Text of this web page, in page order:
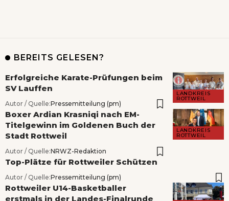
BEREITS GELESEN?
LANDKREIS
ROTTWEIL
Erfolgreiche Karate-Prüfungen beim
SV Lauffen
Autor / Quelle:Pressemitteilung (pm)
LANDKREIS
ROTTWEIL
Boxer Ardian Krasniqi nach EM-
Titelgewinn im Goldenen Buch der
Stadt Rottweil
Autor / Quelle:NRWZ-Redaktion
Top-Plätze für Rottweiler Schützen
Autor / Quelle:Pressemitteilung (pm)
Rottweiler U14-Basketballer
erstmals in der Landes-Finalrunde